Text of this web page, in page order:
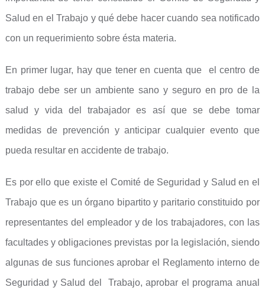
Salud en el Trabajo y qué debe hacer cuando sea notificado
con un requerimiento sobre ésta materia.
En primer lugar, hay que tener en cuenta que el centro de
trabajo debe ser un ambiente sano y seguro en pro de la
salud y vida del trabajador es así que se debe tomar
medidas de prevención y anticipar cualquier evento que
pueda resultar en accidente de trabajo.
Es por ello que existe el Comité de Seguridad y Salud en el
Trabajo que es un órgano bipartito y paritario constituido por
representantes del empleador y de los trabajadores, con las
facultades y obligaciones previstas por la legislación, siendo
algunas de sus funciones aprobar el Reglamento interno de
Seguridad y Salud del Trabajo, aprobar el programa anual